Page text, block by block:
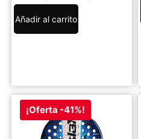
Añadir al carrito
¡Oferta -41%!